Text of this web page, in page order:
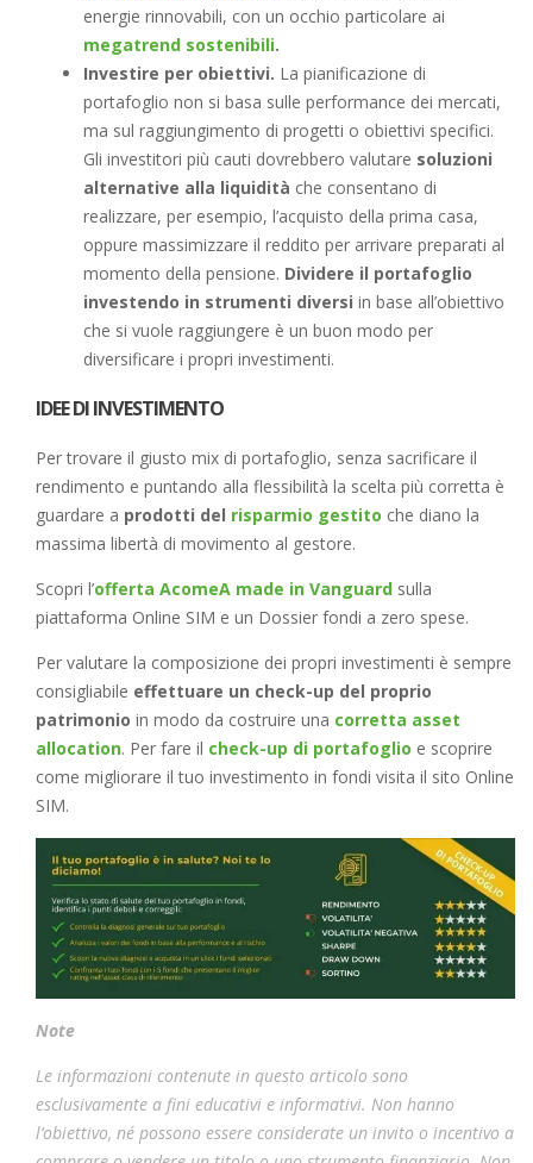
energie rinnovabili, con un occhio particolare ai
megatrend sostenibili.
Investire per obiettivi. La pianificazione di
portafoglio non si basa sulle performance dei mercati,
ma sul raggiungimento di progetti o obiettivi specifici.
Gli investitori più cauti dovrebbero valutare soluzioni
alternative alla liquidità che consentano di
realizzare, per esempio, l’acquisto della prima casa,
oppure massimizzare il reddito per arrivare preparati al
momento della pensione. Dividere il portafoglio
investendo in strumenti diversi in base all’obiettivo
che si vuole raggiungere è un buon modo per
diversificare i propri investimenti.
IDEE DI INVESTIMENTO
Per trovare il giusto mix di portafoglio, senza sacrificare il
rendimento e puntando alla flessibilità la scelta più corretta è
guardare a prodotti del risparmio gestito che diano la
massima libertà di movimento al gestore.
Scopri l’offerta AcomeA made in Vanguard sulla
piattaforma Online SIM e un Dossier fondi a zero spese.
Per valutare la composizione dei propri investimenti è sempre
consigliabile effettuare un check-up del proprio
patrimonio in modo da costruire una corretta asset
allocation. Per fare il check-up di portafoglio e scoprire
come migliorare il tuo investimento in fondi visita il sito Online
SIM.
Note
Le informazioni contenute in questo articolo sono
esclusivamente a fini educativi e informativi. Non hanno
l’obiettivo, né possono essere considerate un invito o incentivo a